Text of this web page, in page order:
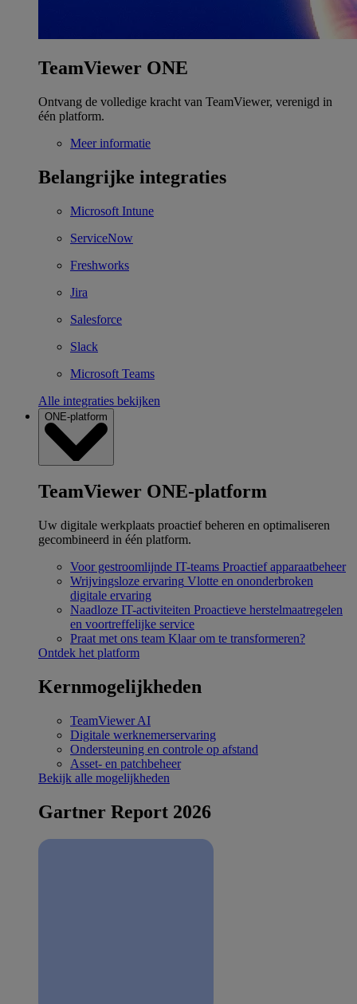
TeamViewer ONE
Ontvang de volledige kracht van TeamViewer, verenigd in
één platform.
Meer informatie
Belangrijke integraties
Microsoft Intune
ServiceNow
Freshworks
Jira
Salesforce
Slack
Microsoft Teams
Alle integraties bekijken
ONE-platform
TeamViewer ONE-platform
Uw digitale werkplaats proactief beheren en optimaliseren
gecombineerd in één platform.
Voor gestroomlijnde IT-teams Proactief apparaatbeheer
Wrijvingsloze ervaring Vlotte en ononderbroken
digitale ervaring
Naadloze IT-activiteiten Proactieve herstelmaatregelen
en voortreffelijke service
Praat met ons team Klaar om te transformeren?
Ontdek het platform
Kernmogelijkheden
TeamViewer AI
Digitale werknemerservaring
Ondersteuning en controle op afstand
Asset- en patchbeheer
Bekijk alle mogelijkheden
Gartner Report 2026